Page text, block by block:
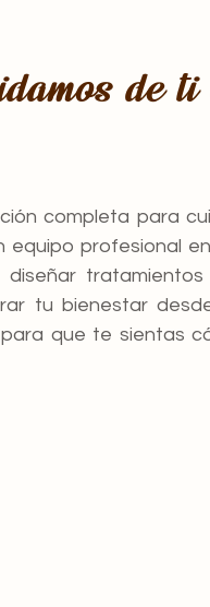
de ti
completa para
equipo profesional
tratamientos
tu bienestar
que te sientas